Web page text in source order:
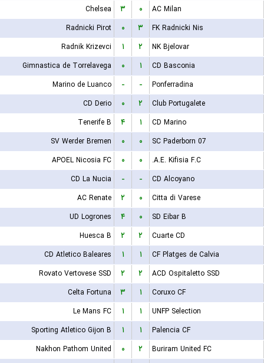
Chelsea
۳ ۰
AC Milan
Radnicki Pirot
۰ ۳
FK Radnicki Nis
Radnik Krizevci
۱ ۲
NK Bjelovar
Gimnastica de Torrelavega
۰ ۱
CD Basconia
Marino de Luanco
- -
Ponferradina
CD Derio
۰ ۲
Club Portugalete
Tenerife B
۴ ۱
CD Marino
SV Werder Bremen
۰ ۰
SC Paderborn 07
APOEL Nicosia FC
۰ ۰
A.E. Kifisia F.C.
CD La Nucia
- -
CD Alcoyano
AC Renate
۲ ۰
Citta di Varese
UD Logrones
۴ ۰
SD Eibar B
Huesca B
۲ ۲
Cuarte CD
CD Atletico Baleares
۱ ۱
CF Platges de Calvia
Rovato Vertovese SSD
۲ ۲
ACD Ospitaletto SSD
Celta Fortuna
۳ ۱
Coruxo CF
Le Mans FC
۱ ۱
UNFP Selection
Sporting Atletico Gijon B
۱ ۱
Palencia CF
Nakhon Pathom United
۰ ۲
Buriram United FC